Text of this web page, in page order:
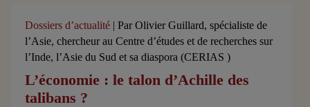
Dossiers d’actualité | Par Olivier Guillard, spécialiste de
l’Asie, chercheur au Centre d’études et de recherches sur
l’Inde, l’Asie du Sud et sa diaspora (CERIAS )
L’économie : le talon d’Achille des
talibans ?